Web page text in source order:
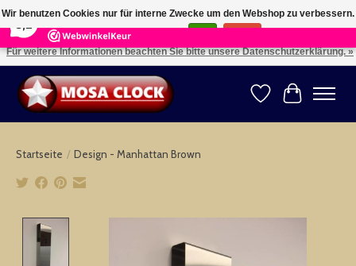
164 Reviews ×
Kies uw taal: NL -- Wählen Sie ihre Sprache: DE -- Choose your language: EN ⇓ ⇒
Wunschzettel
Ihr
Startseite / Design - Manhattan Brown
Wir benutzen Cookies nur für interne Zwecke um den Webshop zu verbessern.
Ist das in Ordnung?
Für weitere Informationen beachten Sie bitte unsere Datenschutzerklärung. »